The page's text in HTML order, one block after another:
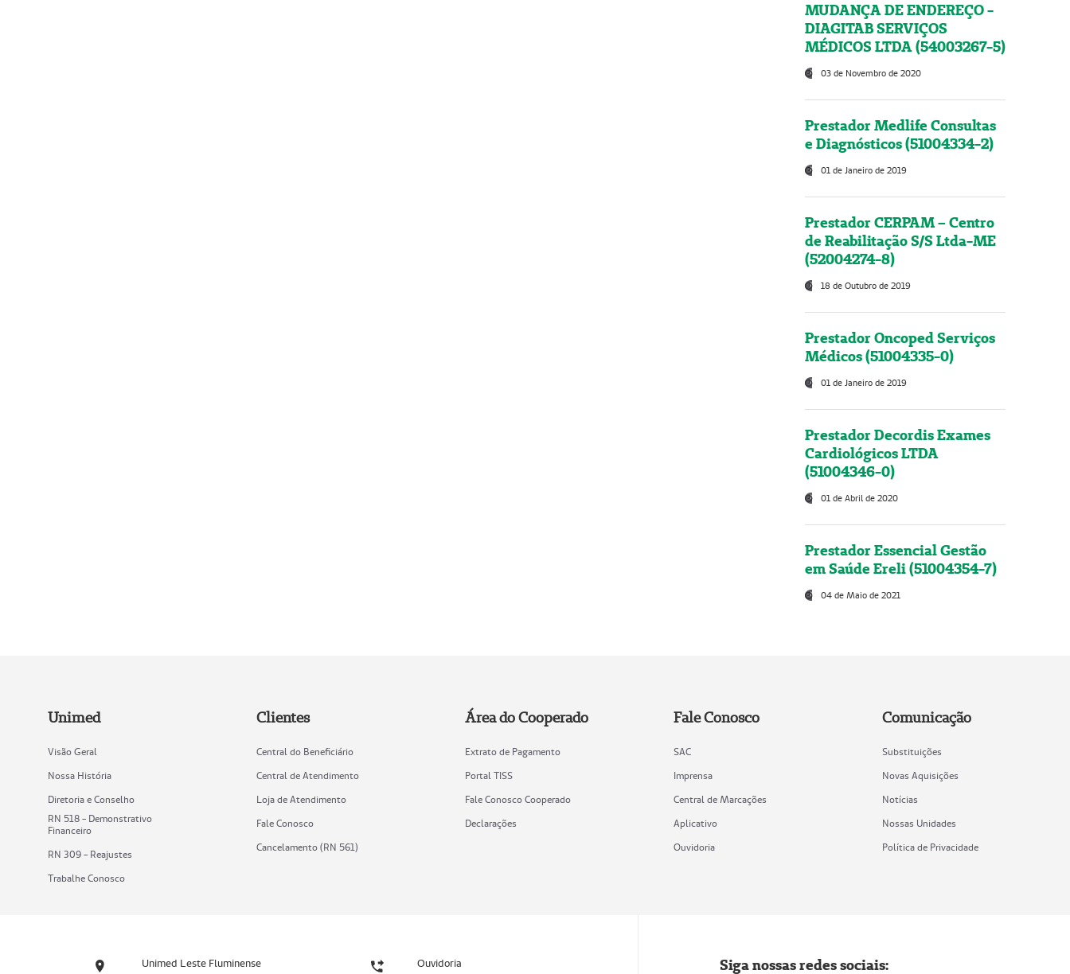
MUDANÇA DE ENDEREÇO -
DIAGITAB SERVIÇOS
MÉDICOS LTDA (54003267-5)
03 de Novembro de 2020
Prestador Medlife Consultas
e Diagnósticos (51004334-2)
01 de Janeiro de 2019
Prestador CERPAM – Centro
de Reabilitação S/S Ltda-ME
(52004274-8)
18 de Outubro de 2019
Prestador Oncoped Serviços
Médicos (51004335-0)
01 de Janeiro de 2019
Prestador Decordis Exames
Cardiológicos LTDA
(51004346-0)
01 de Abril de 2020
Prestador Essencial Gestão
em Saúde Ereli (51004354-7)
04 de Maio de 2021
Unimed
Visão Geral
Nossa História
Diretoria e Conselho
RN 518 - Demonstrativo
Financeiro
RN 309 - Reajustes
Trabalhe Conosco
Clientes
Central do Beneficiário
Central de Atendimento
Loja de Atendimento
Fale Conosco
Cancelamento (RN 561)
Área do Cooperado
Extrato de Pagamento
Portal TISS
Fale Conosco Cooperado
Declarações
Fale Conosco
SAC
Imprensa
Central de Marcações
Aplicativo
Ouvidoria
Comunicação
Substituições
Novas Aquisições
Notícias
Nossas Unidades
Política de Privacidade
Unimed Leste Fluminense Ouvidoria Siga nossas redes sociais: